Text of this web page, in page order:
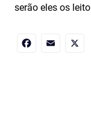
serão eles os